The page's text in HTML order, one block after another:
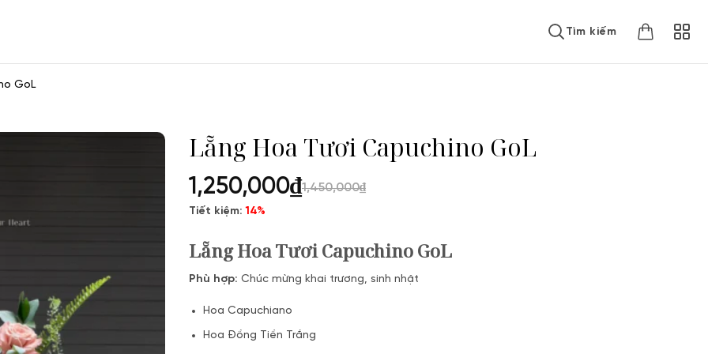
Tìm kiếm
GoL
Lẵng Hoa Tươi Capuchino GoL
1,250,000₫1,450,000₫
Tiết kiệm:14%
Lẵng Hoa Tươi Capuchino GoL
Phù hợp: Chúc mừng khai trương, sinh nhật
Hoa Capuchiano
Hoa Đồng Tiền Trắng